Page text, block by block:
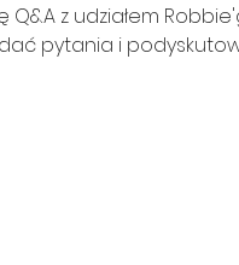
z udziałem
pytania i